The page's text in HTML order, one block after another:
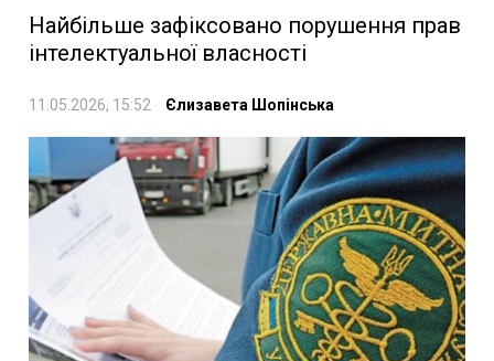
Найбільше зафіксовано порушення прав
інтелектуальної власності
11.05.2026, 15:52 Єлизавета Шопінська